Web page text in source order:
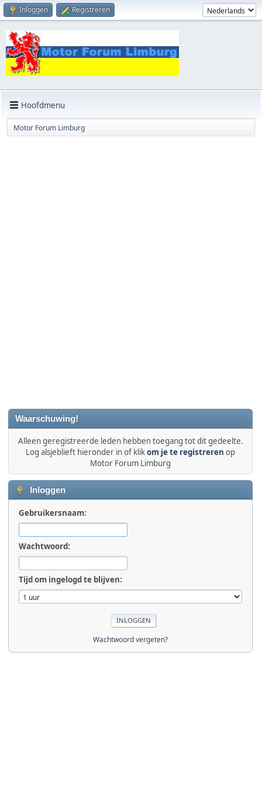
Inloggen Registreren
Hoofdmenu
Motor Forum Limburg
Waarschuwing!
Alleen geregistreerde leden hebben toegang tot dit gedeelte.
Log alsjeblieft hieronder in of klikom je te registreren op
Motor Forum Limburg
Inloggen
Gebruikersnaam:
Wachtwoord:
Tijd om ingelogd te blijven:
Wachtwoord vergeten?